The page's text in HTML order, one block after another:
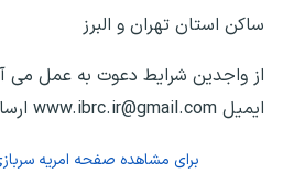
ساکن استان تهران و البرز
از واجدین شرایط دعوت به عمل می
ایمیل www.ibrc.ir@gmail.com ارسال کنند.
برای مشاهده صفحه امریه